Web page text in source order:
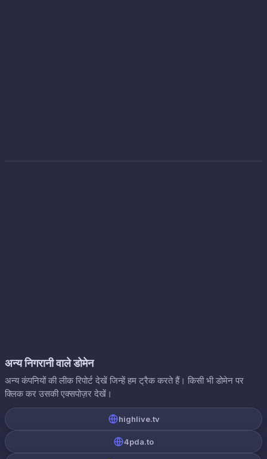
अन्य निगरानी वाले डोमेन
अन्य कंपनियों की लीक रिपोर्ट देखें जिन्हें हम ट्रैक करते हैं। किसी भी डोमेन पर
क्लिक कर उसकी एक्सपोज़र देखें।
highlive.tv
4pda.to